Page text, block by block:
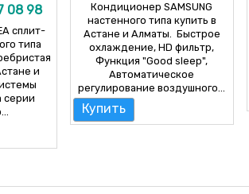
08 98
cплит-
типа
и
серии
Кондиционер SAMSUNG
настенного типа купить в
Астане и Алматы. Быстрое
охлаждение, HD фильтр,
Функция "Good sleep",
Автоматическое
регулирование воздушного...
Купить